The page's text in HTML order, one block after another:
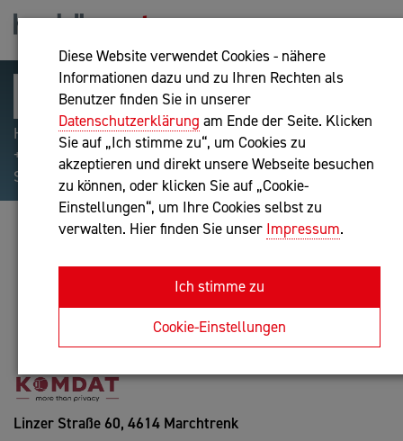
Diese Website verwendet Cookies - nähere
Informationen dazu und zu Ihren Rechten als
Benutzer finden Sie in unserer
Datenschutzerklärung am Ende der Seite. Klicken
Sie auf „Ich stimme zu“, um Cookies zu
akzeptieren und direkt unsere Webseite besuchen
zu können, oder klicken Sie auf „Cookie-
Einstellungen“, um Ihre Cookies selbst zu
verwalten. Hier finden Sie unser Impressum.
Ich stimme zu
Cookie-Einstellungen
Hilfreiche Suchparameter: Begriff einschließen:
+webshop, Begriff ausschließen: -webshop, Exakter
Suchbegriff: "internet of things"
KOMDAT DATENSCHUTZ GMBH
Unternehmensberatung, IT-Dienstleistung
Anfrage oder Rückruf
Linzer Straße 60, 4614 Marchtrenk